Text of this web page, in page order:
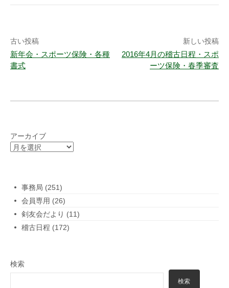
投
稿
シ
古い投稿
新年会・スポーツ保険・各種
書式
新しい投稿
2016年4月の稽古日程・スポ
ーツ保険・春季審査
アーカイブ
事務局 (251)
会員専用 (26)
剣友会だより (11)
稽古日程 (172)
検索
検索